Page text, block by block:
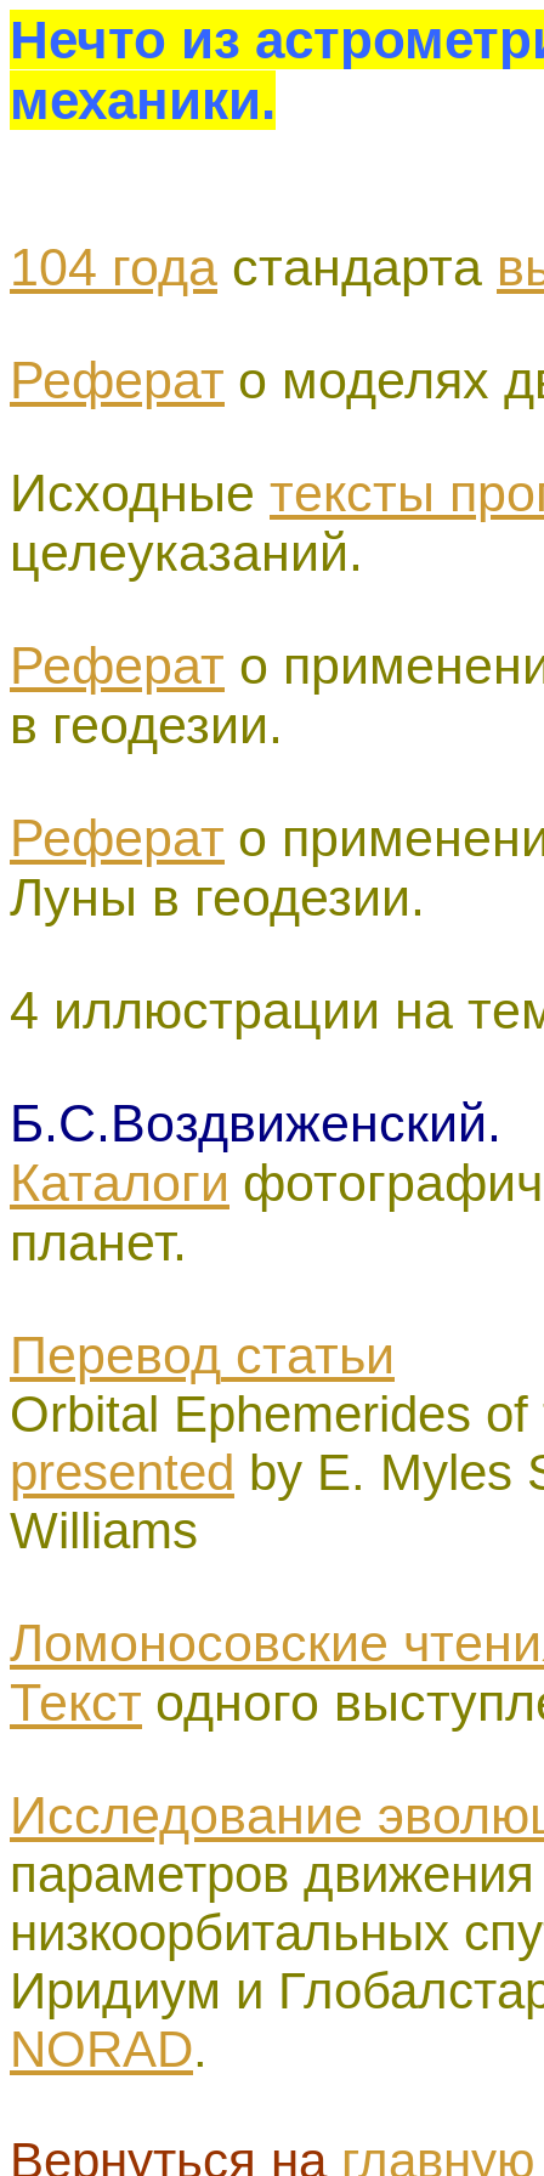
Нечто из
механики.
104 года стандарта
Реферат о моделях
Исходные тексты
целеуказаний.
Реферат о
в геодезии.
Реферат о
Луны в геодезии.
4 иллюстрации на
Б.С.Воздвиженский.
Каталоги
планет.
Перевод статьи
Orbital Ephemerides
presented by E. Myles
Williams
Ломоносовские
Текст одного
Исследование
параметров
низкоорбитальных
Иридиум и
NORAD.
Вернуться на